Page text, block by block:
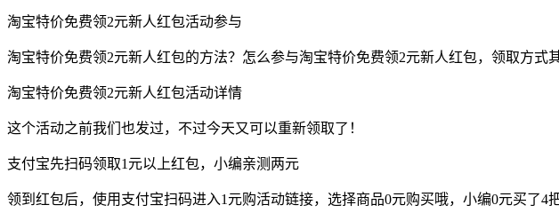
淘宝特价免费领2元新人红包活动参与
淘宝特价免费领2元新人红包的方法？怎么参与淘宝特价免费领2元新人红包，领取方式
淘宝特价免费领2元新人红包活动详情
这个活动之前我们也发过，不过今天又可以重新领取了！
支付宝先扫码领取1元以上红包，小编亲测两元
领到红包后，使用支付宝扫码进入1元购活动链接，选择商品0元购买哦，小编0元买了4